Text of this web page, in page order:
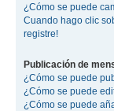
¿Cómo se puede
Cuando hago clic
registre!
Publicación de
¿Cómo se puede
¿Cómo se puede
¿Cómo se puede